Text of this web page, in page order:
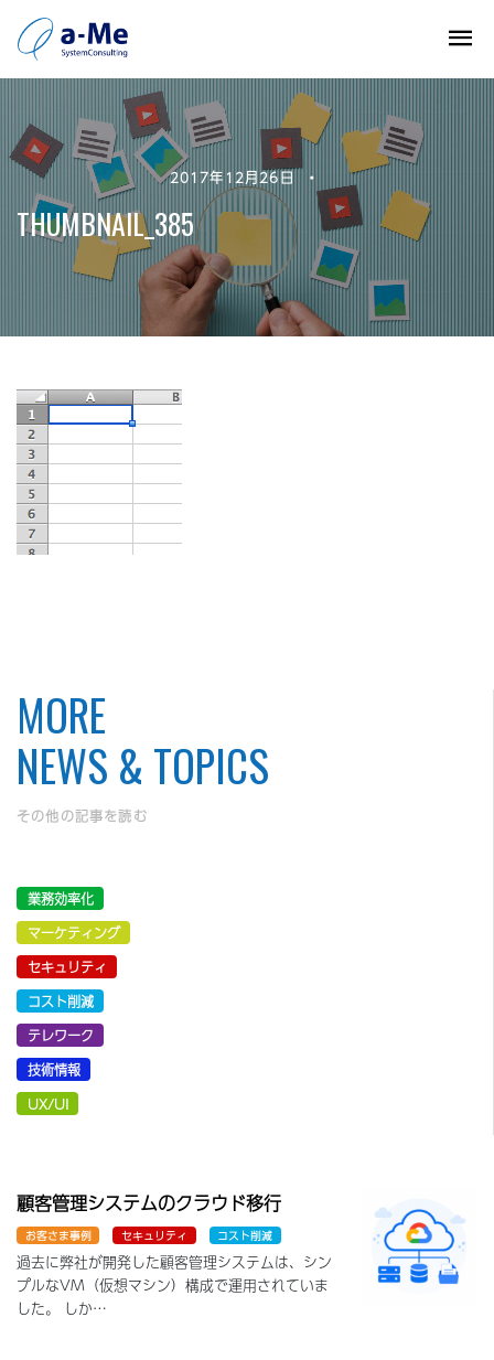
2017年12月26日 •
THUMBNAIL_385
MORE
NEWS & TOPICS
その他の記事を読む
業務効率化
マーケティング
セキュリティ
コスト削減
テレワーク
技術情報
UX/UI
顧客管理システムのクラウド移行
お客さま事例 セキュリティ コスト削減
過去に弊社が開発した顧客管理システムは、シン
プルなVM（仮想マシン）構成で運用されていま
した。 しか…